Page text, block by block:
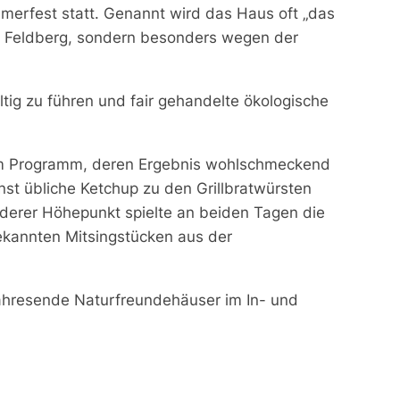
statt. Genannt wird das Haus oft „das
sondern besonders wegen der
zu führen und fair gehandelte ökologische
deren Ergebnis wohlschmeckend
übliche Ketchup zu den Grillbratwürsten
Höhepunkt spielte an beiden Tagen die
Mitsingstücken aus der
Naturfreundehäuser im In- und